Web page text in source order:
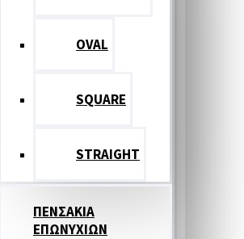
OVAL
SQUARE
STRAIGHT
ΠΕΝΣΑΚΙΑ
ΕΠΩΝΥΧΙΩΝ